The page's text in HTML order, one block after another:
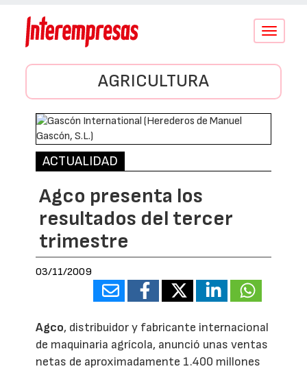
Conmutar
AGRICULTURA
ACTUALIDAD
Agco presenta los
resultados del tercer
trimestre
03/11/2009
Agco, distribuidor y fabricante internacional
de maquinaria agrícola, anunció unas ventas
netas de aproximadamente 1.400 millones